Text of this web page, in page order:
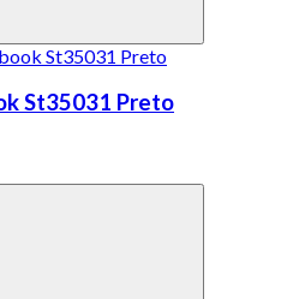
St35031 Preto